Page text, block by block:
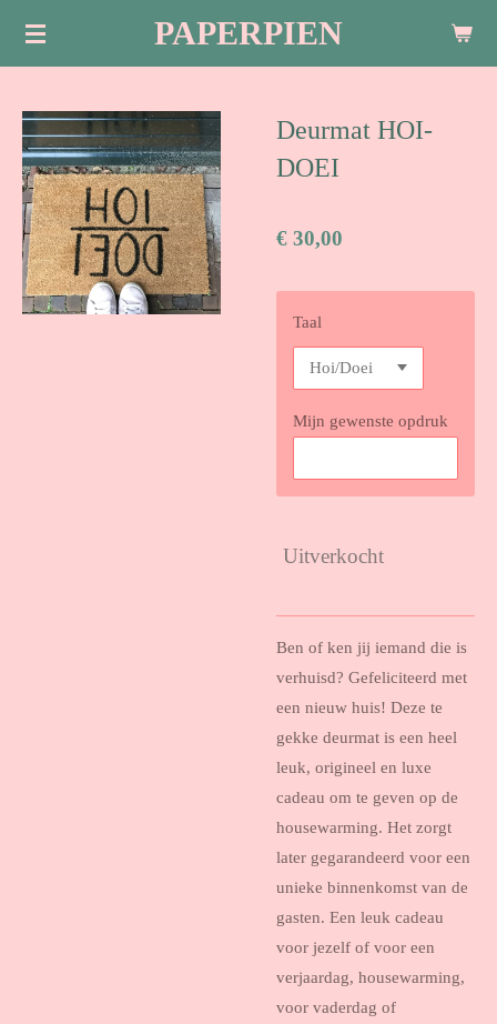
Ga
de
hoofdinhoud
PAPERPIEN
Deurmat HOI-
DOEI
€ 30,00
Taal
Mijn gewenste opdruk
Uitverkocht
Ben of ken jij iemand die is
verhuisd? Gefeliciteerd met
een nieuw huis! Deze te
gekke deurmat is een heel
leuk, origineel en luxe
cadeau om te geven op de
housewarming. Het zorgt
later gegarandeerd voor een
unieke binnenkomst van de
gasten. Een leuk cadeau
voor jezelf of voor een
verjaardag, housewarming,
voor vaderdag of